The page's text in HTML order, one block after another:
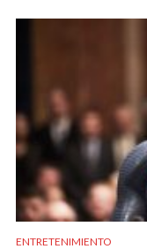
ENTRETENIMIENTO